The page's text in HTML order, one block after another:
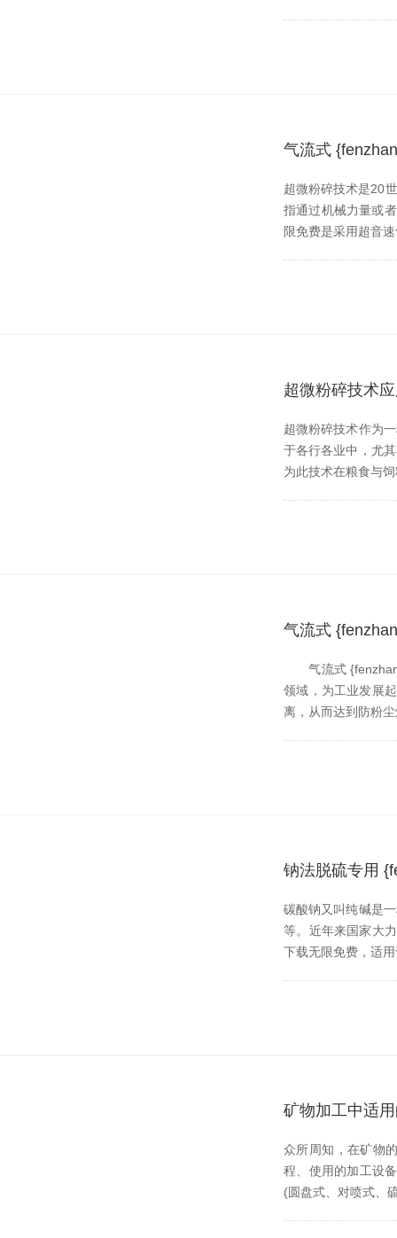
气流式
超微粉碎技术是20世
指通过机械力量或者
限免费是采用超音速
超微粉碎技术
超微粉碎技术作为一
于各行各业中，尤
为此技术在粮食与饲
气流式
气流式 {fenzhan}超
领域，为工业发
离，从而达到防粉
钠法脱硫专用
碳酸钠又叫纯碱是一
等。近年来国家
下载无限免费，
矿物加工中适
众所周知，在矿
程、使用的加工设备
(圆盘式、对喷式